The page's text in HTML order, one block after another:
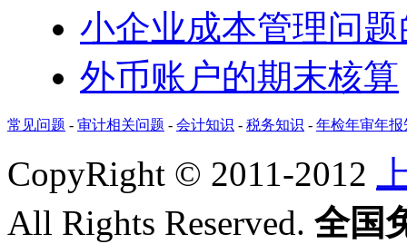
小企业成本管理问
外币账户的期末核算
常见问题 - 审计相关问题 - 会计知识 - 税务知识 - 年检年审年报
CopyRight © 2011-2012
All Rights Reserved. 全国